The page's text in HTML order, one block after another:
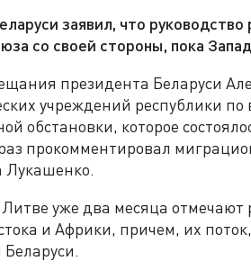
заявил, что
со своей стороны, пока
президента Беларуси
учреждений республики
обстановки, которое
прокомментировал
Лукашенко.
уже два месяца отмечают
и Африки, причем, их